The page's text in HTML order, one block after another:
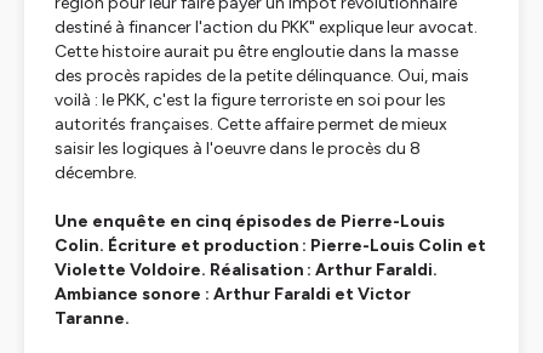
destiné à financer l'action du PKK" explique leur avocat.
Cette histoire aurait pu être engloutie dans la masse
des procès rapides de la petite délinquance. Oui, mais
voilà : le PKK, c'est la figure terroriste en soi pour les
autorités françaises. Cette affaire permet de mieux
saisir les logiques à l'oeuvre dans le procès du 8
décembre.
Une enquête en cinq épisodes de Pierre-Louis
Colin. Écriture et production : Pierre-Louis Colin et
Violette Voldoire. Réalisation : Arthur Faraldi.
Ambiance sonore : Arthur Faraldi et Victor
Taranne.